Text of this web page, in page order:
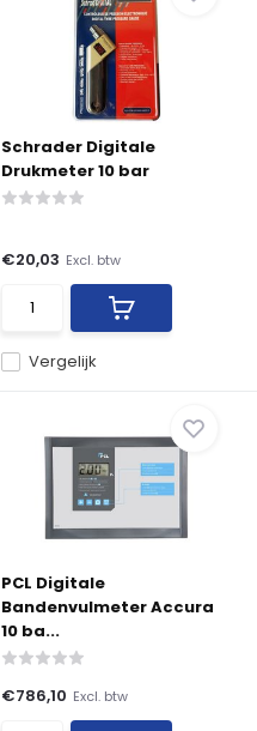
Schrader Digitale
Drukmeter 10 bar
Vergelijk
€20,03 Excl. btw
PCL Digitale
Bandenvulmeter Accura
10 ba...
€786,10 Excl. btw